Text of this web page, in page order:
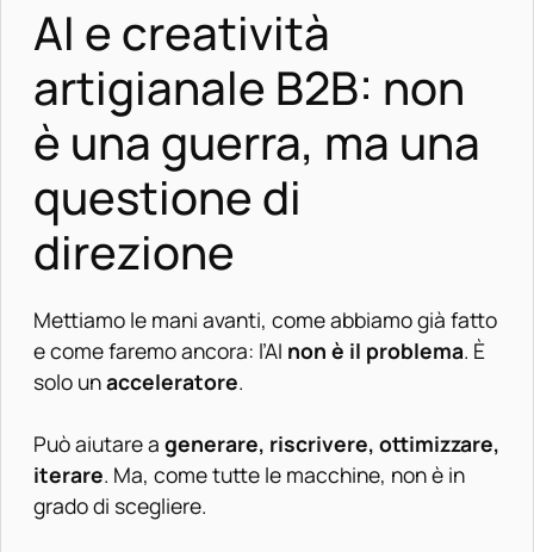
AI e creatività
artigianale B2B: non
è una guerra, ma una
questione di
direzione
Mettiamo le mani avanti, come abbiamo già fatto
e come faremo ancora: l’AI non è il problema. È
solo unacceleratore.
Può aiutare a generare, riscrivere, ottimizzare,
iterare. Ma, come tutte le macchine, non è in
grado di scegliere.